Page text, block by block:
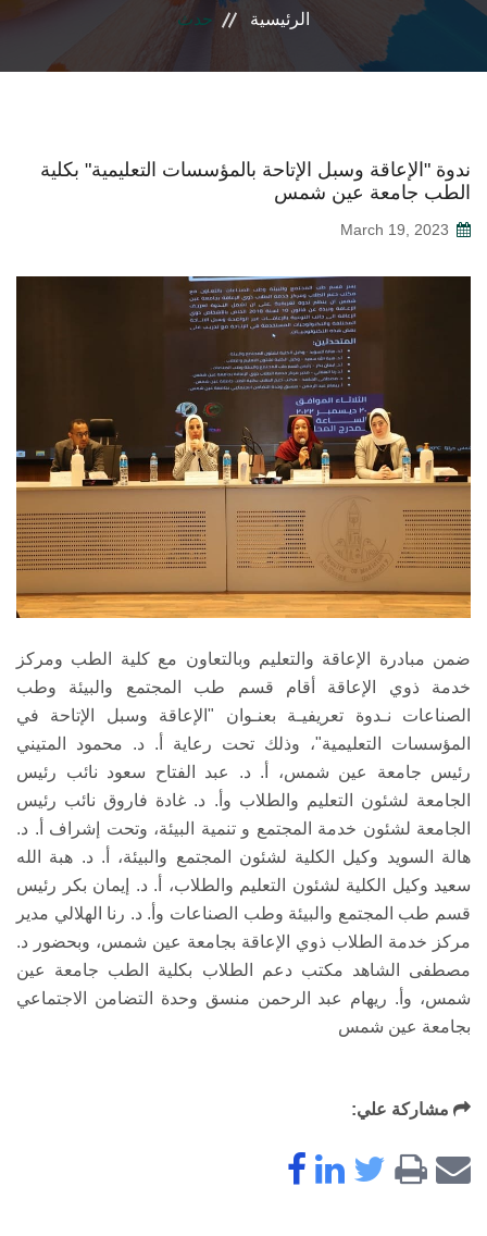
إتصل بنا
الرئيسية حدث
ندوة "الإعاقة وسبل الإتاحة بالمؤسسات التعليمية" بكلية
الطب جامعة عين شمس
March 19, 2023
ضمن مبادرة الإعاقة والتعليم وبالتعاون مع كلية الطب ومركز
خدمة ذوي الإعاقة أقام قسم طب المجتمع والبيئة وطب
الصناعات نـدوة تعريفيـة بعنـوان "الإعاقة وسبل الإتاحة في
المؤسسات التعليمية"، وذلك تحت رعاية أ. د. محمود المتيني
رئيس جامعة عين شمس، أ. د. عبد الفتاح سعود نائب رئيس
الجامعة لشئون التعليم والطلاب وأ. د. غادة فاروق نائب رئيس
الجامعة لشئون خدمة المجتمع و تنمية البيئة، وتحت إشراف أ. د.
هالة السويد وكيل الكلية لشئون المجتمع والبيئة، أ. د. هبة الله
سعيد وكيل الكلية لشئون التعليم والطلاب، أ. د. إيمان بكر رئيس
قسم طب المجتمع والبيئة وطب الصناعات وأ. د. رنا الهلالي مدير
مركز خدمة الطلاب ذوي الإعاقة بجامعة عين شمس، وبحضور د.
مصطفى الشاهد مكتب دعم الطلاب بكلية الطب جامعة عين
شمس، وأ. ريهام عبد الرحمن منسق وحدة التضامن الاجتماعي
بجامعة عين شمس
مشاركة علي: